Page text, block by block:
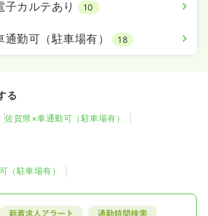
子カルテあり 10
通勤可（駐車場有） 18
る
佐賀県×車通勤可（駐車場有）
（駐車場有）